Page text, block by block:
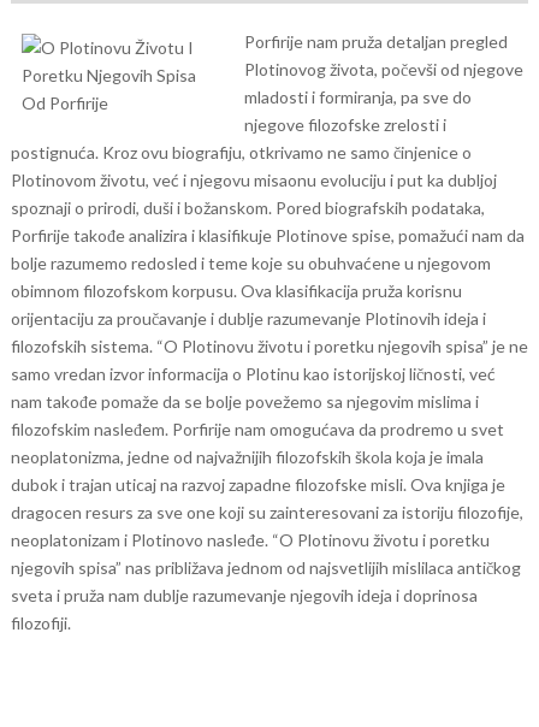
Porfirije nam pruža detaljan pregled
Plotinovog života, počevši od njegove
mladosti i formiranja, pa sve do
njegove filozofske zrelosti i
postignuća. Kroz ovu biografiju, otkrivamo ne samo činjenice o
Plotinovom životu, već i njegovu misaonu evoluciju i put ka dubljoj
spoznaji o prirodi, duši i božanskom. Pored biografskih podataka,
Porfirije takođe analizira i klasifikuje Plotinove spise, pomažući nam da
bolje razumemo redosled i teme koje su obuhvaćene u njegovom
obimnom filozofskom korpusu. Ova klasifikacija pruža korisnu
orijentaciju za proučavanje i dublje razumevanje Plotinovih ideja i
filozofskih sistema. “O Plotinovu životu i poretku njegovih spisa” je ne
samo vredan izvor informacija o Plotinu kao istorijskoj ličnosti, već
nam takođe pomaže da se bolje povežemo sa njegovim mislima i
filozofskim nasleđem. Porfirije nam omogućava da prodremo u svet
neoplatonizma, jedne od najvažnijih filozofskih škola koja je imala
dubok i trajan uticaj na razvoj zapadne filozofske misli. Ova knjiga je
dragocen resurs za sve one koji su zainteresovani za istoriju filozofije,
neoplatonizam i Plotinovo nasleđe. “O Plotinovu životu i poretku
njegovih spisa” nas približava jednom od najsvetlijih mislilaca antičkog
sveta i pruža nam dublje razumevanje njegovih ideja i doprinosa
filozofiji.